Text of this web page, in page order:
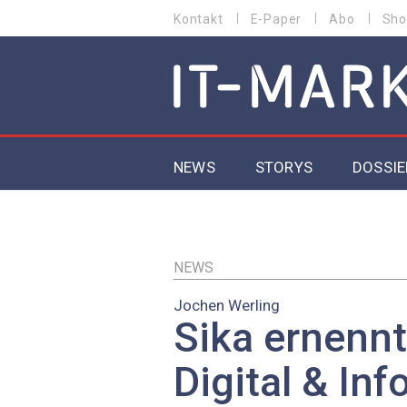
zum
MENU
Kontakt E-Paper Abo
MAIN NAVIGATION
NEWS STORYS
EU-
NEWS
Jochen Werling
Sika
Digital &